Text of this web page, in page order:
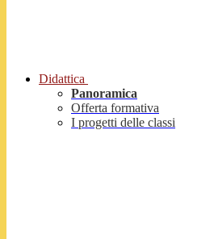
Didattica
Panoramica
Offerta formativa
I progetti delle classi